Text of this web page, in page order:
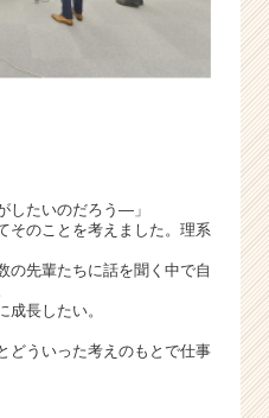
したいのだろう―」
そのことを考えました。理系
の先輩たちに話を聞く中で自
成長したい。
どういった考えのもとで仕事